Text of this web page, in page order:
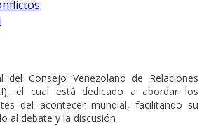
Consejo Venezolano de Relaciones
el cual está dedicado a abordar los
del acontecer mundial, facilitando su
al debate y la discusión